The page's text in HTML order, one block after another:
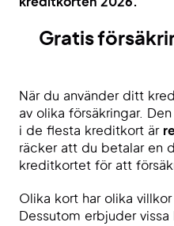
Gratis
När du använder ditt
av olika försäkringar.
i de flesta kreditkort är
räcker att du betalar en
kreditkortet för att
Olika kort har olika
Dessutom erbjuder